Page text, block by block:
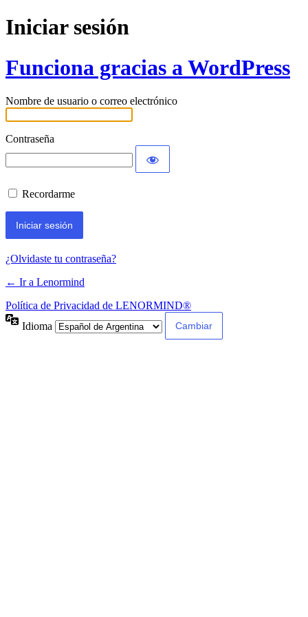
Iniciar sesión
Funciona gracias a WordPress
Nombre de usuario o correo electrónico
Contraseña
Recordarme
¿Olvidaste tu contraseña?
← Ir a Lenormind
Política de Privacidad de LENORMIND®
Idioma